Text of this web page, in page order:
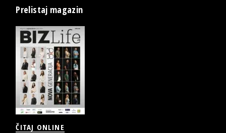
Prelistaj magazin
ČITAJ ONLINE